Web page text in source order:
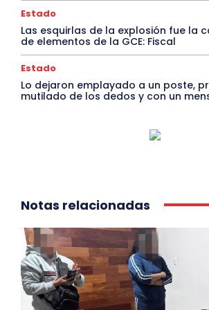
Estado
Las esquirlas de la explosión fue la
de elementos de la GCE: Fiscal
Estado
Lo dejaron emplayado a un poste,
mutilado de los dedos y con un
Notas relacionadas